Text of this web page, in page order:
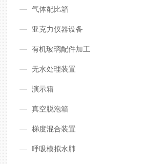
气体配比箱
亚克力仪器设备
有机玻璃配件加工
无水处理装置
演示箱
真空脱泡箱
梯度混合装置
呼吸模拟水肺